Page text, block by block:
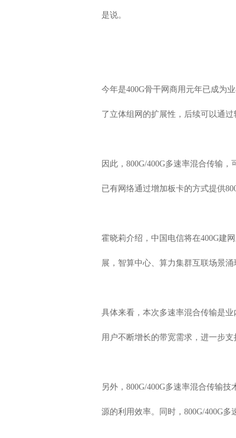
是说。
今年是400G骨干网商用元年已成为
了立体组网的扩展性，后续可以通过
因此，800G/400G多速率混合传输
已有网络通过增加板卡的方式提供
霍晓莉介绍，中国电信将在400G建
展，智算中心、算力集群互联场景
具体来看，本次多速率混合传输是
用户不断增长的带宽需求，进一步
另外，800G/400G多速率混合传输
源的利用效率。同时，800G/400G